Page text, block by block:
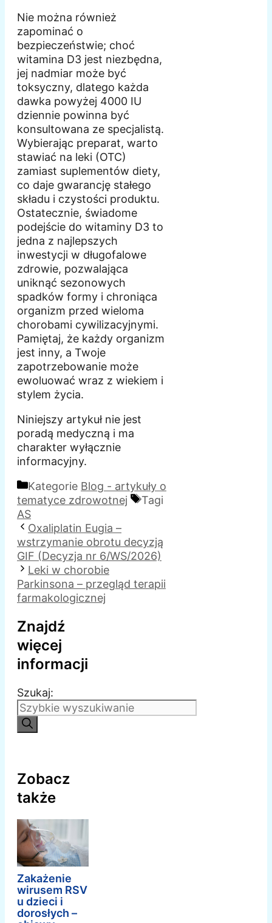
Nie można również
zapominać o
bezpieczeństwie; choć
witamina D3 jest niezbędna,
jej nadmiar może być
toksyczny, dlatego każda
dawka powyżej 4000 IU
dziennie powinna być
konsultowana ze specjalistą.
Wybierając preparat, warto
stawiać na leki (OTC)
zamiast suplementów diety,
co daje gwarancję stałego
składu i czystości produktu.
Ostatecznie, świadome
podejście do witaminy D3 to
jedna z najlepszych
inwestycji w długofalowe
zdrowie, pozwalająca
uniknąć sezonowych
spadków formy i chroniąca
organizm przed wieloma
chorobami cywilizacyjnymi.
Pamiętaj, że każdy organizm
jest inny, a Twoje
zapotrzebowanie może
ewoluować wraz z wiekiem i
stylem życia.
Niniejszy artykuł nie jest
poradą medyczną i ma
charakter wyłącznie
informacyjny.
Kategorie Blog - artykuły o
tematyce zdrowotnej
Tagi
AS
Oxaliplatin Eugia –
wstrzymanie obrotu decyzją
GIF (Decyzja nr 6/WS/2026)
Leki w chorobie
Parkinsona – przegląd terapii
farmakologicznej
Znajdź
więcej
informacji
Szukaj:
Zobacz
także
Zakażenie
wirusem RSV
u dzieci i
dorosłych –